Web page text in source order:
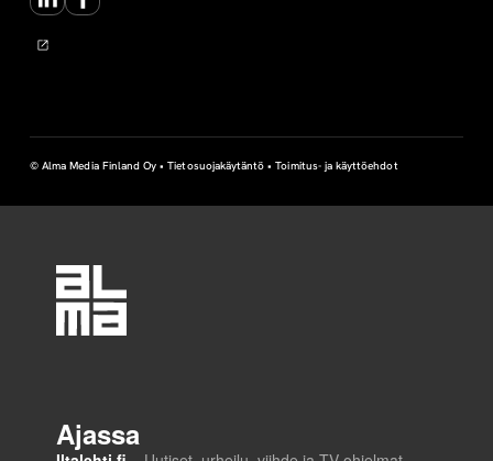
© Alma Media Finland Oy •Tietosuojakäytäntö •Toimitus- ja käyttöehdot